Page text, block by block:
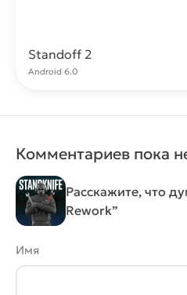
Standoff 2
Android 6.0
Комментариев пока
Расскажите, что
Rework”
Имя